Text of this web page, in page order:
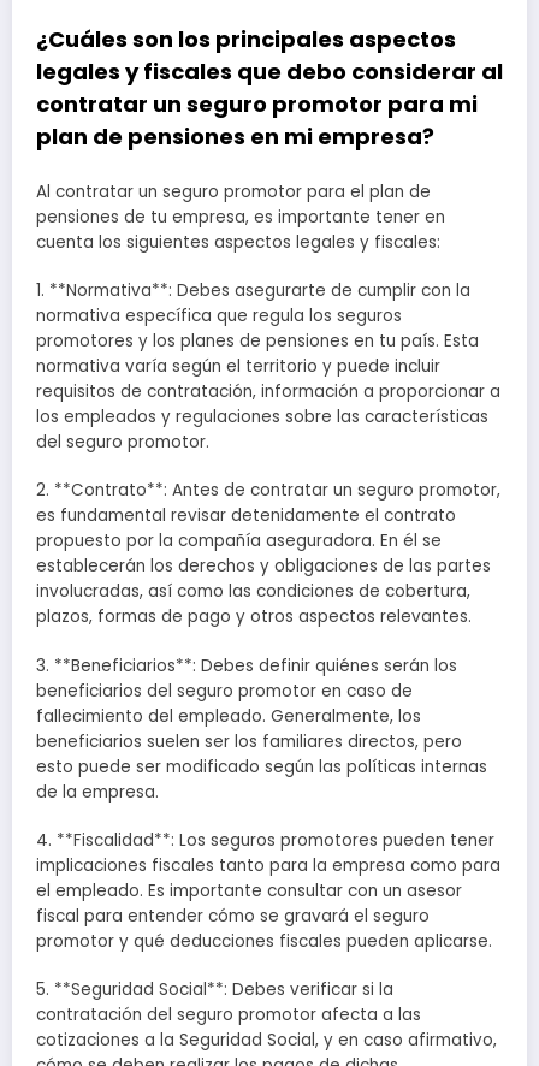
¿Cuáles son los principales aspectos
legales y fiscales que debo considerar al
contratar un seguro promotor para mi
plan de pensiones en mi empresa?
Al contratar un seguro promotor para el plan de
pensiones de tu empresa, es importante tener en
cuenta los siguientes aspectos legales y fiscales:
1. **Normativa**: Debes asegurarte de cumplir con la
normativa específica que regula los seguros
promotores y los planes de pensiones en tu país. Esta
normativa varía según el territorio y puede incluir
requisitos de contratación, información a proporcionar a
los empleados y regulaciones sobre las características
del seguro promotor.
2. **Contrato**: Antes de contratar un seguro promotor,
es fundamental revisar detenidamente el contrato
propuesto por la compañía aseguradora. En él se
establecerán los derechos y obligaciones de las partes
involucradas, así como las condiciones de cobertura,
plazos, formas de pago y otros aspectos relevantes.
3. **Beneficiarios**: Debes definir quiénes serán los
beneficiarios del seguro promotor en caso de
fallecimiento del empleado. Generalmente, los
beneficiarios suelen ser los familiares directos, pero
esto puede ser modificado según las políticas internas
de la empresa.
4. **Fiscalidad**: Los seguros promotores pueden tener
implicaciones fiscales tanto para la empresa como para
el empleado. Es importante consultar con un asesor
fiscal para entender cómo se gravará el seguro
promotor y qué deducciones fiscales pueden aplicarse.
5. **Seguridad Social**: Debes verificar si la
contratación del seguro promotor afecta a las
cotizaciones a la Seguridad Social, y en caso afirmativo,